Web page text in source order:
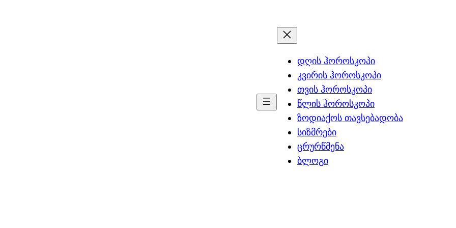
დღის ჰოროსკოპი
კვირის ჰოროსკოპი
თვის ჰოროსკოპი
წლის ჰოროსკოპი
ზოდიაქოს თავსებადობა
სიზმრები
ცრურწმენა
ბლოგი